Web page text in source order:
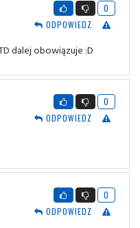
0
ODPOWIEDZ
dalej obowiązuje :D
0
ODPOWIEDZ
0
ODPOWIEDZ